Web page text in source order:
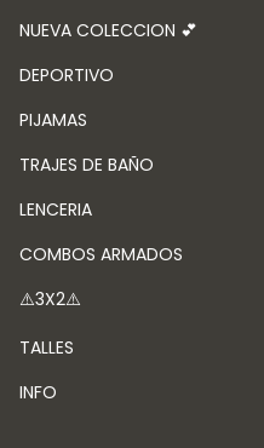
NUEVA COLECCION 💕
DEPORTIVO
PIJAMAS
TRAJES DE BAÑO
LENCERIA
COMBOS ARMADOS
⚠️3X2⚠️
TALLES
INFO